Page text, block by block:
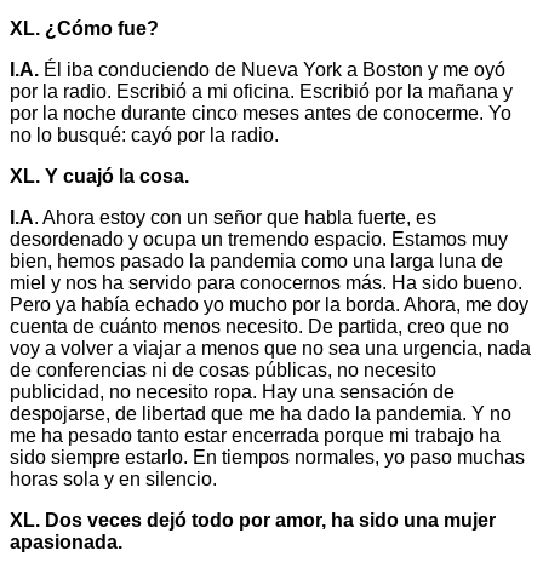
XL. ¿Cómo fue?
I.A. Él iba conduciendo de Nueva York a Boston y me oyó
por la radio. Escribió a mi oficina. Escribió por la mañana y
por la noche durante cinco meses antes de conocerme. Yo
no lo busqué: cayó por la radio.
XL. Y cuajó la cosa.
I.A. Ahora estoy con un señor que habla fuerte, es
desordenado y ocupa un tremendo espacio. Estamos muy
bien, hemos pasado la pandemia como una larga luna de
miel y nos ha servido para conocernos más. Ha sido bueno.
Pero ya había echado yo mucho por la borda. Ahora, me doy
cuenta de cuánto menos necesito. De partida, creo que no
voy a volver a viajar a menos que no sea una urgencia, nada
de conferencias ni de cosas públicas, no necesito
publicidad, no necesito ropa. Hay una sensación de
despojarse, de libertad que me ha dado la pandemia. Y no
me ha pesado tanto estar encerrada porque mi trabajo ha
sido siempre estarlo. En tiempos normales, yo paso muchas
horas sola y en silencio.
XL. Dos veces dejó todo por amor, ha sido una mujer
apasionada.